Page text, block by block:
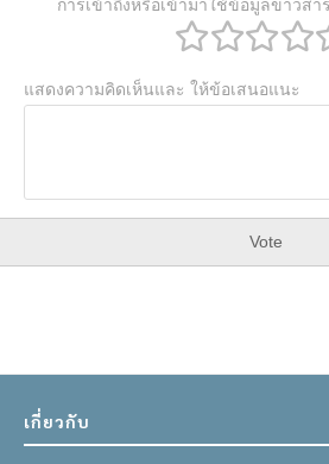
การเข้าถึงหรือเข้ามาใช้ข้อมูลข่าวสา
แสดงความคิดเห็นและ ให้ข้อเสนอแนะ
Vote
เกี่ยวกับ